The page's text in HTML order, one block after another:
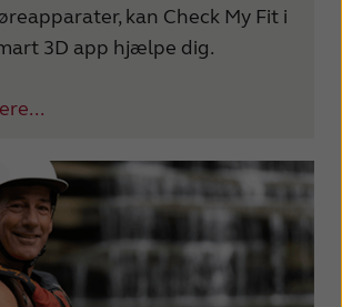
kan Check My Fit i
3D app hjælpe dig.